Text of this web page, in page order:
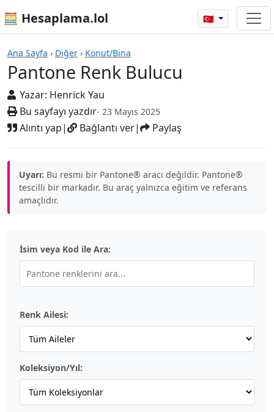
🧮 Hesaplama.lol 🇹🇷
Ana Sayfa › Diğer › Konut/Bina
Pantone Renk Bulucu
Yazar: Henrick Yau
Bu sayfayı yazdır- 23 Mayıs 2025
Alıntı yap| Bağlantı ver| Paylaş
Hesap Makineleri
Uyarı: Bu resmi bir Pantone® aracı değildir. Pantone®
tescilli bir markadır. Bu araç yalnızca eğitim ve referans
amaçlıdır.
İsim veya Kod ile Ara:
Renk Ailesi:
Koleksiyon/Yıl: